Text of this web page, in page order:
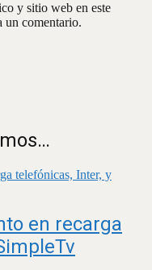
y sitio web en este
un comentario.
en recarga